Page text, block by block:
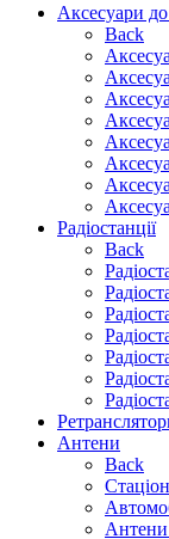
Аксесуари до
Back
Радіостанції
Back
Антени
Back